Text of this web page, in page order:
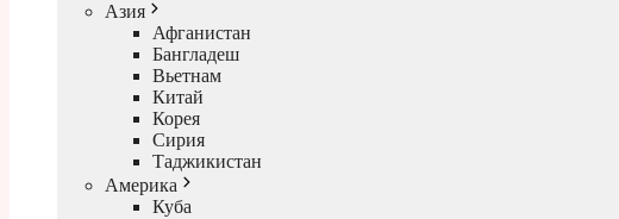
Азия
Афганистан
Бангладеш
Вьетнам
Китай
Корея
Сирия
Таджикистан
Америка
Куба